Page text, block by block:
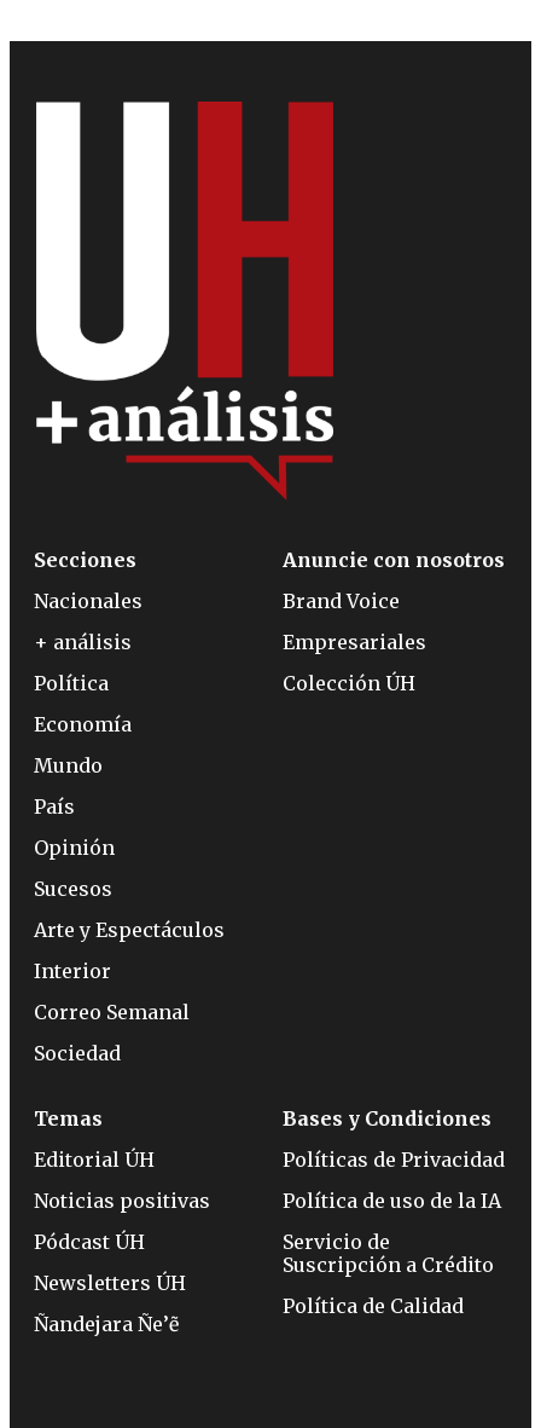
Secciones
Nacionales
+ análisis
Política
Economía
Mundo
País
Opinión
Sucesos
Arte y Espectáculos
Interior
Correo Semanal
Sociedad
Anuncie con nosotros
Brand Voice
Empresariales
Colección ÚH
Temas
Editorial ÚH
Noticias positivas
Pódcast ÚH
Newsletters ÚH
Ñandejara Ñe’ẽ
Bases y Condiciones
Políticas de Privacidad
Política de uso de la IA
Servicio de
Suscripción a Crédito
Política de Calidad